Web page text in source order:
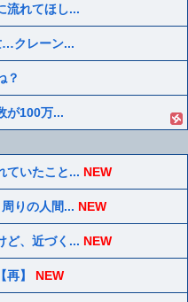
流れてほし...
…クレーン...
？
が100万...
ていたこと... NEW
りの人間... NEW
ど、近づく... NEW
】 NEW